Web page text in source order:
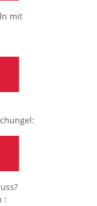
mit
: